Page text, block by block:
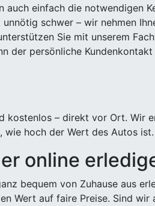
einfach die notwendigen
schwer – wir nehmen
Sie mit unserem
der persönliche
kostenlos – direkt vor Ort. Wir
wie hoch der Wert des Autos ist.
online
bequem von Zuhause aus
Wert auf faire Preise. Sind wir